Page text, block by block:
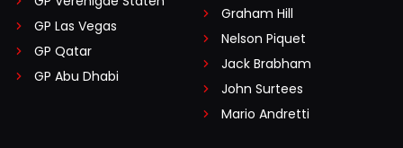
GP Las Vegas
GP Qatar
GP Abu Dhabi
Graham Hill
Nelson Piquet
Jack Brabham
John Surtees
Mario Andretti